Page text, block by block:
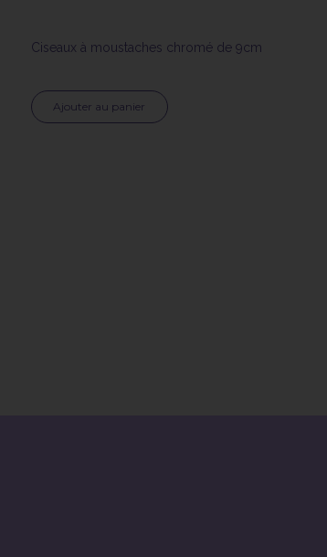
Ciseaux à moustaches chromé de 9cm
Ajouter au panier